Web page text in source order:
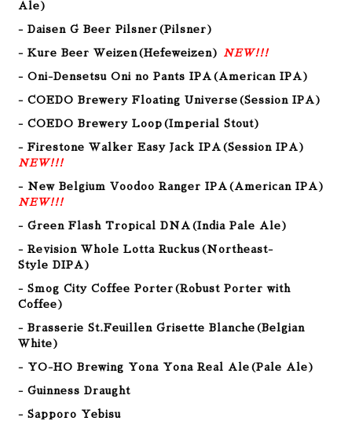
Ale)
- Daisen G Beer Pilsner(Pilsner)
- Kure Beer Weizen(Hefeweizen) NEW!!!
- Oni-Densetsu Oni no Pants IPA(American IPA)
- COEDO Brewery Floating Universe(Session IPA)
- COEDO Brewery Loop(Imperial Stout)
- Firestone Walker Easy Jack IPA(Session IPA)
NEW!!!
- New Belgium Voodoo Ranger IPA(American IPA)
NEW!!!
- Green Flash Tropical DNA(India Pale Ale)
- Revision Whole Lotta Ruckus(Northeast-
Style DIPA)
- Smog City Coffee Porter(Robust Porter with
Coffee)
- Brasserie St.Feuillen Grisette Blanche(Belgian
White)
- YO-HO Brewing Yona Yona Real Ale(Pale Ale)
- Guinness Draught
- Sapporo Yebisu